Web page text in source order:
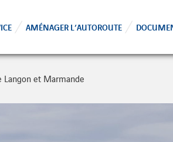
AMÉNAGER L’AUTOROUTE
Langon et Marmande